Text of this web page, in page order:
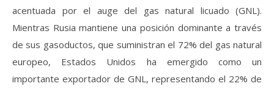
acentuada por el auge del gas natural licuado (GNL).
Mientras Rusia mantiene una posición dominante a través
de sus gasoductos, que suministran el 72% del gas natural
europeo, Estados Unidos ha emergido como un
importante exportador de GNL, representando el 22% de